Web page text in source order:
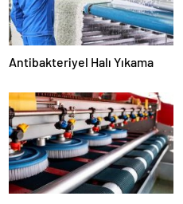
Antibakteriyel Halı Yıkama